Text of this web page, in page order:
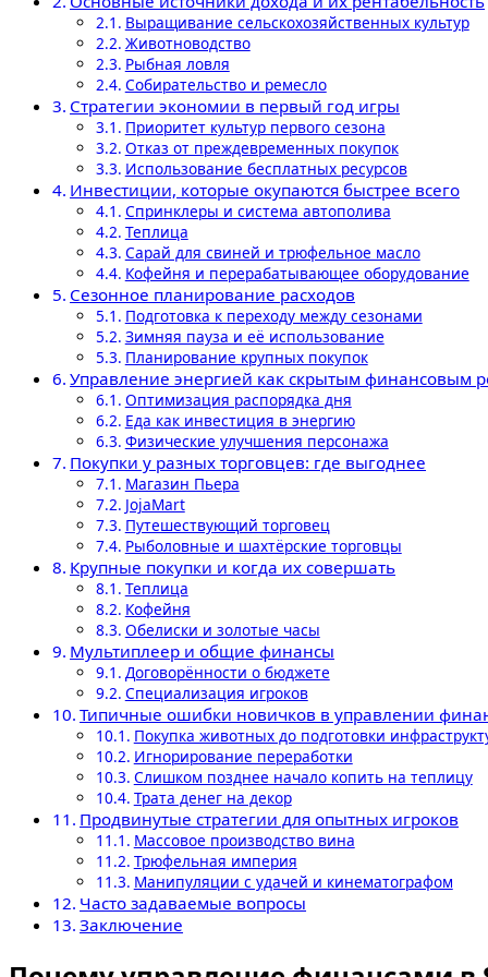
Выращивание сельскохозяйственных культур
Животноводство
Рыбная ловля
Собирательство и ремесло
Стратегии экономии в первый год игры
Приоритет культур первого сезона
Отказ от преждевременных покупок
Использование бесплатных ресурсов
Инвестиции, которые окупаются быстрее всего
Спринклеры и система автополива
Теплица
Сарай для свиней и трюфельное масло
Кофейня и перерабатывающее оборудование
Сезонное планирование расходов
Подготовка к переходу между сезонами
Зимняя пауза и её использование
Планирование крупных покупок
Управление энергией как скрытым финансовым
Оптимизация распорядка дня
Еда как инвестиция в энергию
Физические улучшения персонажа
Покупки у разных торговцев: где выгоднее
Магазин Пьера
JojaMart
Путешествующий торговец
Рыболовные и шахтёрские торговцы
Крупные покупки и когда их совершать
Теплица
Кофейня
Обелиски и золотые часы
Мультиплеер и общие финансы
Договорённости о бюджете
Специализация игроков
Типичные ошибки новичков в управлении
Покупка животных до подготовки
Игнорирование переработки
Слишком позднее начало копить на теплицу
Трата денег на декор
Продвинутые стратегии для опытных игроков
Массовое производство вина
Трюфельная империя
Манипуляции с удачей и кинематографом
Часто задаваемые вопросы
Заключение